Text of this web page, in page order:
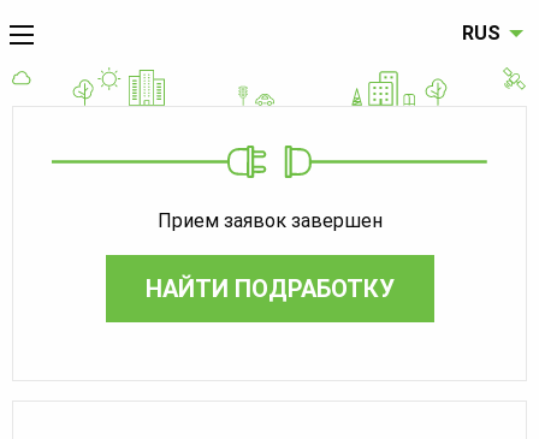
RUS
Прием заявок завершен
НАЙТИ ПОДРАБОТКУ